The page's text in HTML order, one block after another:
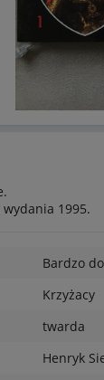
1995.
Bardzo
Krzyżacy
twarda
Henryk